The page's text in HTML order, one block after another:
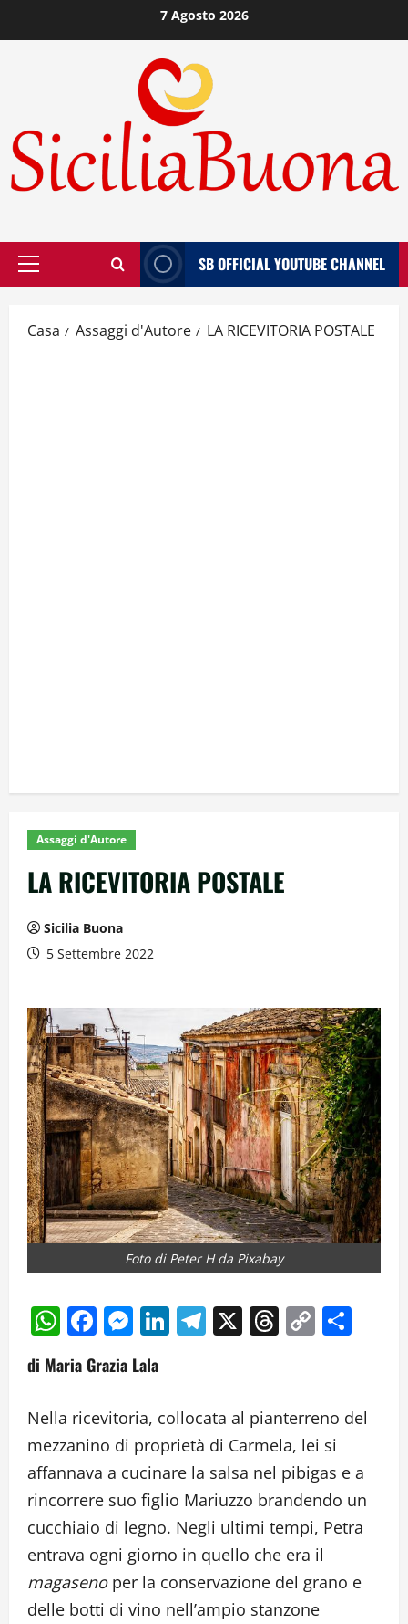
al
7 Agosto 2026
Menù
SB OFFICIAL YOUTUBE CHANNEL
Casa Assaggi d'Autore LA RICEVITORIA POSTALE
Assaggi d'Autore
LA RICEVITORIA POSTALE
Sicilia Buona
5 Settembre 2022
Foto di Peter H da Pixabay
WhatsApp
Facebook
Messenger
LinkedIn
Telegram
X Threads
Copy
di Maria Grazia Lala
Nella ricevitoria, collocata al pianterreno del
mezzanino di proprietà di Carmela, lei si
affannava a cucinare la salsa nel pibigas e a
rincorrere suo figlio Mariuzzo brandendo un
cucchiaio di legno. Negli ultimi tempi, Petra
entrava ogni giorno in quello che era il
magasenoper la conservazione del grano e
delle botti di vino nell’ampio stanzone